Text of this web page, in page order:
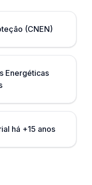
(CNEN)
Energéticas
há +15 anos